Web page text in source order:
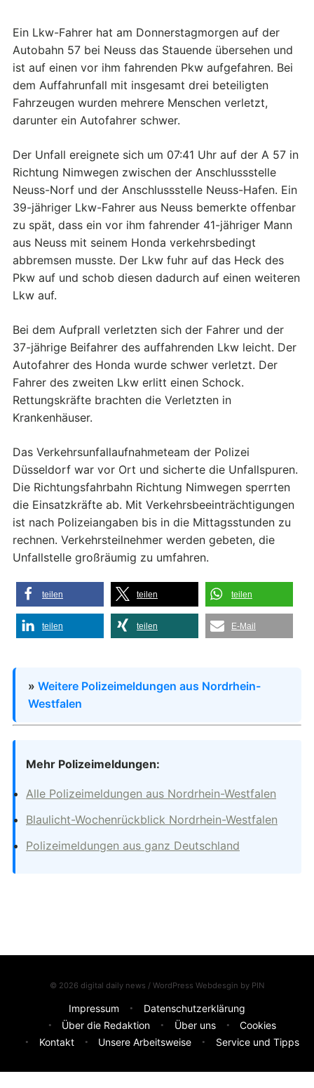
Ein Lkw-Fahrer hat am Donnerstagmorgen auf der
Autobahn 57 bei Neuss das Stauende übersehen und
ist auf einen vor ihm fahrenden Pkw aufgefahren. Bei
dem Auffahrunfall mit insgesamt drei beteiligten
Fahrzeugen wurden mehrere Menschen verletzt,
darunter ein Autofahrer schwer.
Der Unfall ereignete sich um 07:41 Uhr auf der A 57 in
Richtung Nimwegen zwischen der Anschlussstelle
Neuss-Norf und der Anschlussstelle Neuss-Hafen. Ein
39-jähriger Lkw-Fahrer aus Neuss bemerkte offenbar
zu spät, dass ein vor ihm fahrender 41-jähriger Mann
aus Neuss mit seinem Honda verkehrsbedingt
abbremsen musste. Der Lkw fuhr auf das Heck des
Pkw auf und schob diesen dadurch auf einen weiteren
Lkw auf.
Bei dem Aufprall verletzten sich der Fahrer und der
37-jährige Beifahrer des auffahrenden Lkw leicht. Der
Autofahrer des Honda wurde schwer verletzt. Der
Fahrer des zweiten Lkw erlitt einen Schock.
Rettungskräfte brachten die Verletzten in
Krankenhäuser.
Das Verkehrsunfallaufnahmeteam der Polizei
Düsseldorf war vor Ort und sicherte die Unfallspuren.
Die Richtungsfahrbahn Richtung Nimwegen sperrten
die Einsatzkräfte ab. Mit Verkehrsbeeinträchtigungen
ist nach Polizeiangaben bis in die Mittagsstunden zu
rechnen. Verkehrsteilnehmer werden gebeten, die
Unfallstelle großräumig zu umfahren.
teilen teilen teilen
teilen teilen E-Mail
» Weitere Polizeimeldungen aus Nordrhein-
Westfalen
Mehr Polizeimeldungen:
Alle Polizeimeldungen aus Nordrhein-Westfalen
Blaulicht-Wochenrückblick Nordrhein-Westfalen
Polizeimeldungen aus ganz Deutschland
© 2026 digital daily news / WordPress Webdesgin by PIN
Impressum
Datenschutzerklärung
Über die Redaktion
Über uns
Cookies
Kontakt
Unsere Arbeitsweise Service und Tipps